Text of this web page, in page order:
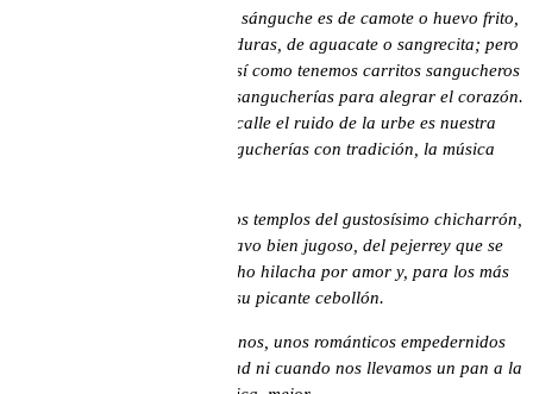
Cuando la economía aprieta, el sánguche es de camote o huevo frito,
de queso fresco o torreja de verduras, de aguacate o sangrecita; pero
cuando queremos engreírnos, así como tenemos carritos sangucheros
para salvar el día, tenemos las sangucherías para alegrar el corazón.
Un detalle más: así como en la calle el ruido de la urbe es nuestra
inevitable compañía, en las sangucherías con tradición, la música
Las sangucherías criollas son los templos del gustosísimo chicharrón,
de la butifarra bien taipá, del pavo bien jugoso, del pejerrey que se
transforma en rey, del pollo hecho hilacha por amor y, para los más
atrevidos, de las aceitunas con su picante cebollón.
Así es el Perú, así son los peruanos, unos románticos empedernidos
que no nos permitimos la soledad ni cuando nos llevamos un pan a la